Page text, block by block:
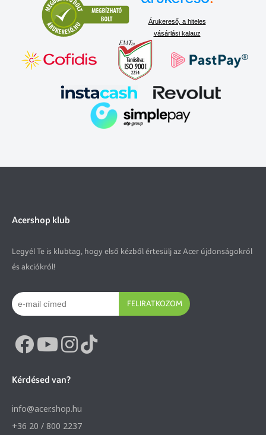
Árukereső, a hiteles
vásárlási kalauz
Acershop klub
Legyél Te is klubtag, hogy első kézből értesülj az Acer újdonságokról
és akciókról!
FELIRATKOZOM
Kérdésed van?
info@acer.shop.hu
+36 20 / 800 2237